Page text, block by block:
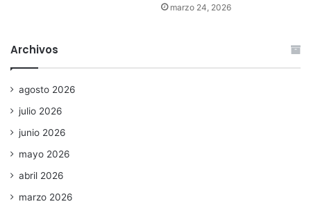
marzo 24, 2026
Archivos
agosto 2026
julio 2026
junio 2026
mayo 2026
abril 2026
marzo 2026